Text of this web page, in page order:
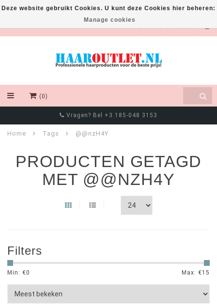
EUR
(0)
Vragen? Bel +3.185-048 3153
Home Tags @@nzH4Y
PRODUCTEN GETAGD
MET @@NZH4Y
Filters
Min: €0 Max: €15
Deze website gebruikt Cookies. U kunt deze Cookies hier beheren:
Manage cookies